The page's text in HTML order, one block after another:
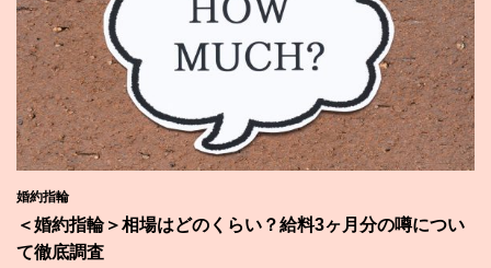
婚約指輪
＜婚約指輪＞相場はどのくらい？給料3ヶ月分の噂につい
て徹底調査